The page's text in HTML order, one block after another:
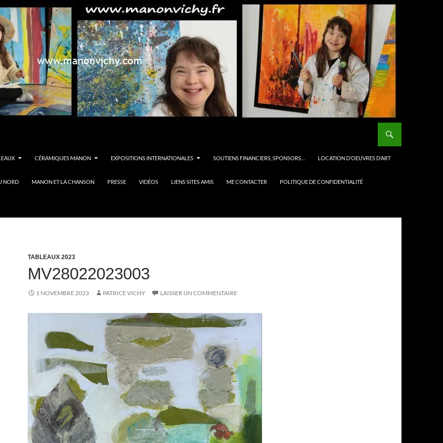
CÉRAMIQUES MANON EXPOSITIONS INTERNATIONALES SOUTIENS FINANCIERS, SPONSORS… LOCATION D’OEUVRES D’ART
NORD MANON ET LA CHANSON PRESSE VIDÉOS LIENS SITES AMIS ME CONTACTER POLITIQUE DE CONFIDENTIALITÉ
TABLEAUX 2023
MV28022023003
1 NOVEMBRE 2023 PATRICE VICHY LAISSER UN COMMENTAIRE